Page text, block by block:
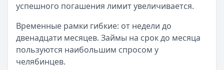
успешного погашения лимит увеличивается.
Временные рамки гибкие: от недели до
двенадцати месяцев. Займы на срок до месяца
пользуются наибольшим спросом у
челябинцев.